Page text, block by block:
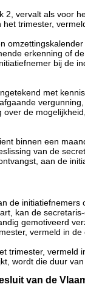
2, vervalt als voor
trimester,
erkenning of
bij de
met
de
binnen een
van de
aan de
de
kan de
gemotiveerd
vermeld in
trimester,
wordt die duur
van de